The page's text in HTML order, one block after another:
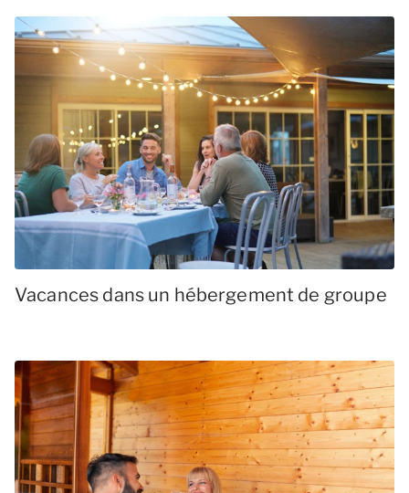
Vacances dans un hébergement de groupe